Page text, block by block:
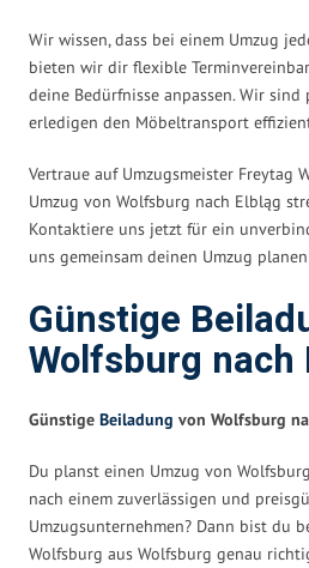
Wir wissen, dass bei einem Umzug
bieten wir dir flexible
deine Bedürfnisse anpassen. Wir
erledigen den Möbeltransport
Vertraue auf Umzugsmeister Freytag
Umzug von Wolfsburg nach Elbląg
Kontaktiere uns jetzt für ein
uns gemeinsam deinen Umzug
Günstige
Wolfsburg nach
Günstige Beiladung von Wolfsburg
Du planst einen Umzug von
nach einem zuverlässigen und
Umzugsunternehmen? Dann bist du
Wolfsburg aus Wolfsburg genau